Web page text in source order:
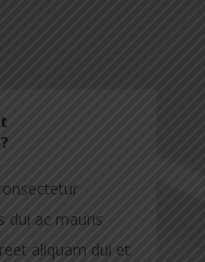
dui ac mauris
aliquam dui et